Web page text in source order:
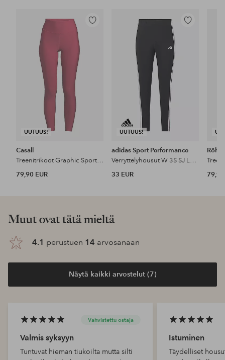
UUTUUS!
Lisää
Casall
Treenitrikoot Graphic Sport Tights
79,90 EUR
UUTUUS!
Lisää
adidas Sport Performance
Verryttelyhousut W 3S SJ Leg Inc
33 EUR
79,95
Muut ovat tätä mieltä
4.1 perustuen 14 arvosanaan
Näytä kaikki arvostelut (7)
Vahvistettu ostaja
Valmis syksyyn
Tuntuvat hieman tiukoilta mutta silti
Istuminen
Täydelliset